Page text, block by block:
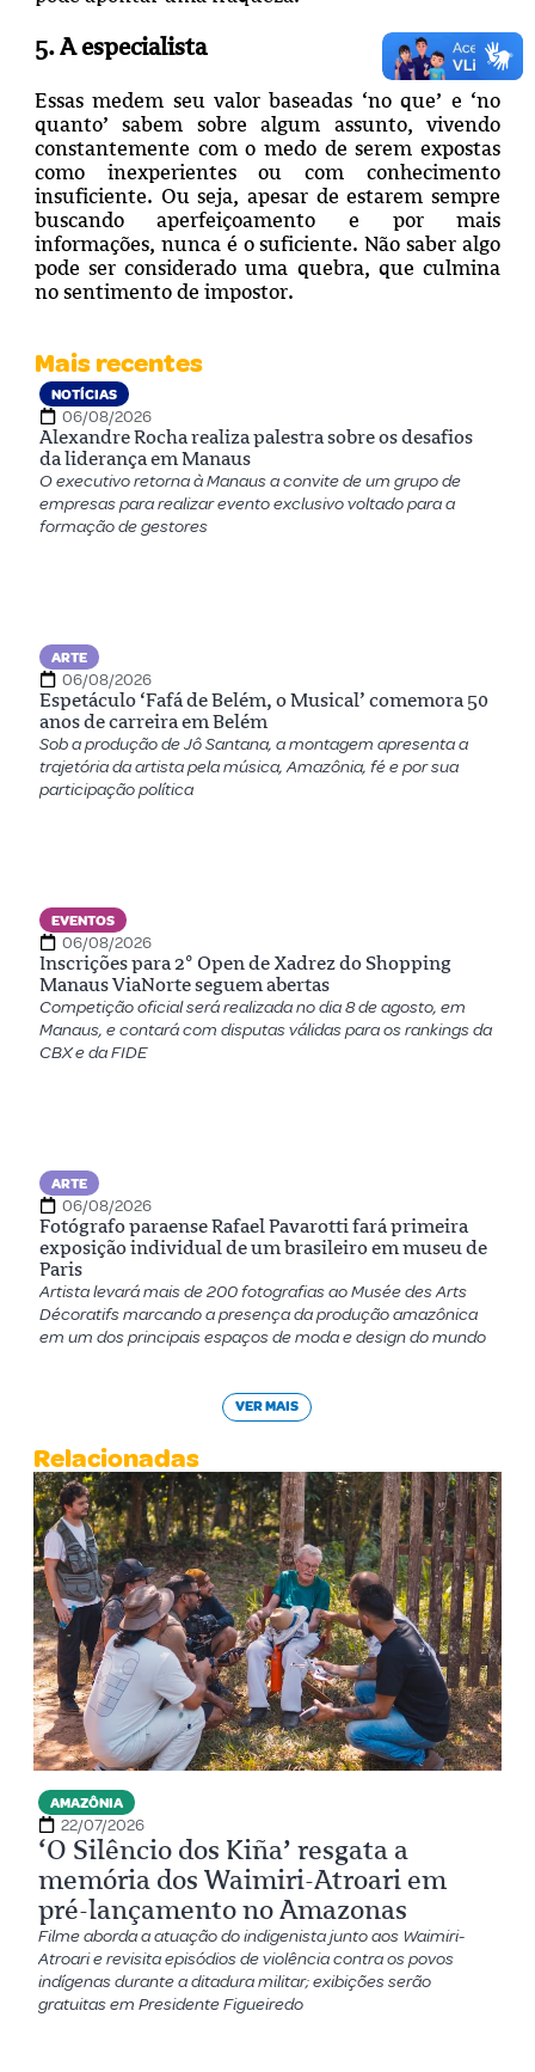
5. A especialista
Essas medem seu valor baseadas ‘no que’ e ‘no
quanto’ sabem sobre algum assunto, vivendo
constantemente com o medo de serem expostas
como inexperientes ou com conhecimento
insuficiente. Ou seja, apesar de estarem sempre
buscando aperfeiçoamento e por mais
informações, nunca é o suficiente. Não saber algo
pode ser considerado uma quebra, que culmina
no sentimento de impostor.
Mais recentes
NOTÍCIAS
06/08/2026
Alexandre Rocha realiza palestra sobre os desafios
da liderança em Manaus
O executivo retorna à Manaus a convite de um grupo de
empresas para realizar evento exclusivo voltado para a
formação de gestores
ARTE
06/08/2026
Espetáculo ‘Fafá de Belém, o Musical’ comemora 50
anos de carreira em Belém
Sob a produção de Jô Santana, a montagem apresenta a
trajetória da artista pela música, Amazônia, fé e por sua
participação política
EVENTOS
06/08/2026
Inscrições para 2º Open de Xadrez do Shopping
Manaus ViaNorte seguem abertas
Competição oficial será realizada no dia 8 de agosto, em
Manaus, e contará com disputas válidas para os rankings da
CBX e da FIDE
ARTE
06/08/2026
Fotógrafo paraense Rafael Pavarotti fará primeira
exposição individual de um brasileiro em museu de
Paris
Artista levará mais de 200 fotografias ao Musée des Arts
Décoratifs marcando a presença da produção amazônica
em um dos principais espaços de moda e design do mundo
VER MAIS
Relacionadas
AMAZÔNIA
22/07/2026
‘O Silêncio dos Kiña’ resgata a
memória dos Waimiri-Atroari em
pré-lançamento no Amazonas
Filme aborda a atuação do indigenista junto aos Waimiri-
Atroari e revisita episódios de violência contra os povos
indígenas durante a ditadura militar; exibições serão
gratuitas em Presidente Figueiredo